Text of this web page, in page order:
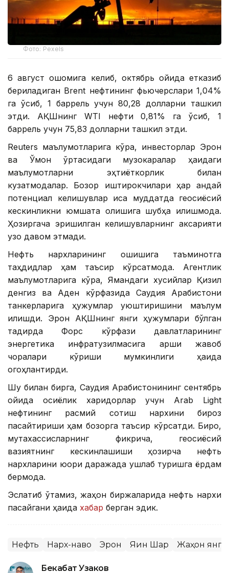
Фото: Pexels
6 август оқшомига келиб, октябрь ойида етказиб
бериладиган Brent нефтининг фьючерслари 1,04%
га ўсиб, 1 баррель учун 80,28 долларни ташкил
этди. АҚШнинг WTI нефти 0,81% га ўсиб, 1
баррель учун 75,83 долларни ташкил этди.
Reuters маълумотларига кўра, инвесторлар Эрон
ва Ўмон ўртасидаги музокаралар ҳақидаги
маълумотларни эҳтиёткорлик билан
кузатмоқдалар. Бозор иштирокчилари ҳар қандай
потенциал келишувлар қисқа муддатда геосиёсий
кескинликни юмшата олишига шубҳа қилишмоқда.
Ҳозиргача эришилган келишувларнинг аксарияти
узоқ давом этмади.
Нефть нархларининг ошишига таъминотга
таҳдидлар ҳам таъсир кўрсатмоқда. Агентлик
маълумотларига кўра, Ямандаги хусийлар Қизил
денгиз ва Аден кўрфазида Саудия Арабистони
танкерларига ҳужумлар уюштиришини маълум
қилишди. Эрон АҚШнинг янги ҳужумлари бўлган
тақдирда Форс кўрфази давлатларининг
энергетика инфратузилмасига қарши жавоб
чоралари кўриши мумкинлиги ҳақида
огоҳлантирди.
Шу билан бирга, Саудия Арабистонининг сентябрь
ойида осиёлик харидорлар учун Arab Light
нефтининг расмий сотиш нархини бироз
пасайтириши ҳам бозорга таъсир кўрсатди. Бироқ,
мутахассисларнинг фикрича, геосиёсий
вазиятнинг кескинлашиши ҳозирча нефть
нархларини юқори даражада ушлаб туришга ёрдам
бермоқда.
Эслатиб ўтамиз, жаҳон биржаларида нефть нархи
пасайгани ҳақида хабар берган эдик.
Нефть Нарх-наво Эрон Яқин Шарқ Жаҳон
Бекабат Узаков